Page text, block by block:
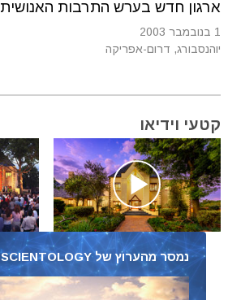
ארגון חדש בערש התרבות האנושית
1 בנובמבר 2003
יוהנסבורג, דרום-אפריקה
קטעי וידיאו
נמסר מהערוץ של SCIENTOLOGY